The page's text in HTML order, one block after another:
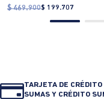
$ 469.900$ 199.707
TARJETA DE CRÉDITO
SUMAS Y CRÉDITO